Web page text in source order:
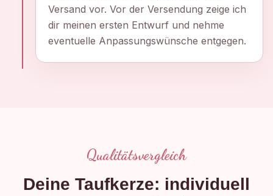
Versand vor. Vor der Versendung zeige ich
dir meinen ersten Entwurf und nehme
eventuelle Anpassungswünsche entgegen.
Qualitätsvergleich
Deine Taufkerze: individuell